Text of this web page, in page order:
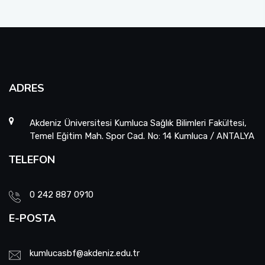
ADRES
Akdeniz Üniversitesi Kumluca Sağlık Bilimleri Fakültesi,
Temel Eğitim Mah. Spor Cad. No: 14 Kumluca / ANTALYA
TELEFON
0 242 887 0910
E-POSTA
kumlucasbf@akdeniz.edu.tr
Sosyal Medya Komisyonu
Stratejik Planlama Komisyonu
Ulusal/ Uluslararası İlişkiler Koordinatörlüğü